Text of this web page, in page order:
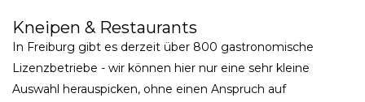
Kneipen & Restaurants
In Freiburg gibt es derzeit über 800 gastronomische
Lizenzbetriebe - wir können hier nur eine sehr kleine
Auswahl herauspicken, ohne einen Anspruch auf